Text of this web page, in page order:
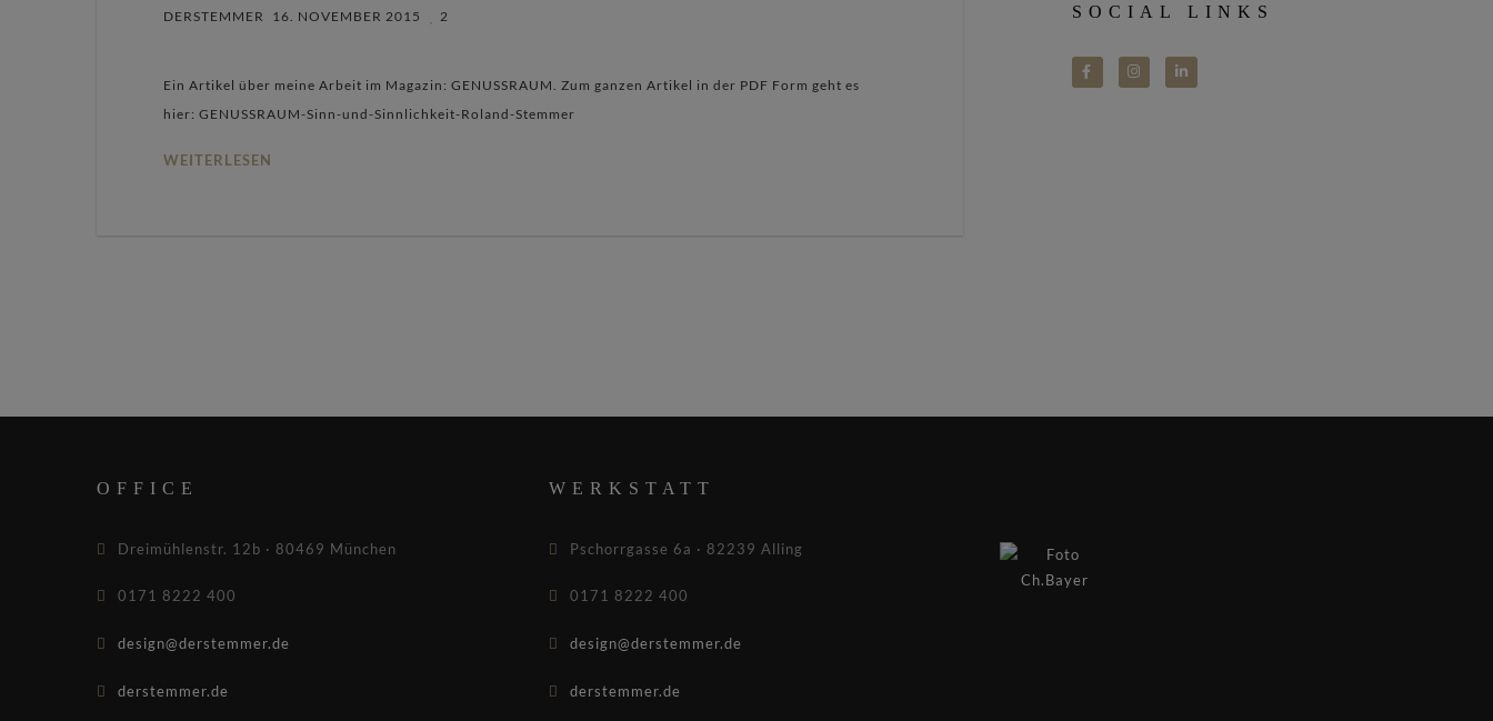
DERSTEMMER 16. NOVEMBER 2015 2
Ein Artikel über meine Arbeit im Magazin: GENUSSRAUM. Zum ganzen Artikel in der PDF Form geht es
hier: GENUSSRAUM-Sinn-und-Sinnlichkeit-Roland-Stemmer
WEITERLESEN
SOCIAL LINKS
OFFICE
Dreimühlenstr. 12b · 80469 München
0171 8222 400
design@derstemmer.de
derstemmer.de
WERKSTATT
Pschorrgasse 6a · 82239 Alling
0171 8222 400
design@derstemmer.de
derstemmer.de